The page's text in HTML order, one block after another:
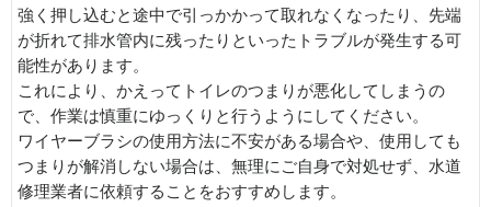
強く押し込むと途中で引っかかって取れなくなったり、先端
が折れて排水管内に残ったりといったトラブルが発生する可
能性があります。
これにより、かえってトイレのつまりが悪化してしまうの
で、作業は慎重にゆっくりと行うようにしてください。
ワイヤーブラシの使用方法に不安がある場合や、使用しても
つまりが解消しない場合は、無理にご自身で対処せず、水道
修理業者に依頼することをおすすめします。